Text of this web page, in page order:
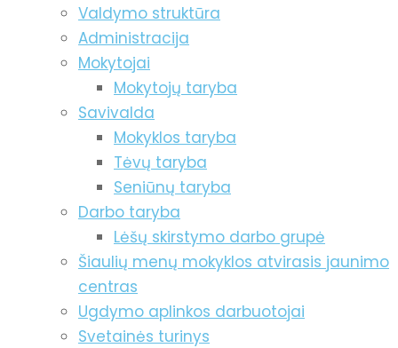
Valdymo struktūra
Administracija
Mokytojai
Mokytojų taryba
Savivalda
Mokyklos taryba
Tėvų taryba
Seniūnų taryba
Darbo taryba
Lėšų skirstymo darbo grupė
Šiaulių menų mokyklos atvirasis jaunimo
centras
Ugdymo aplinkos darbuotojai
Svetainės turinys